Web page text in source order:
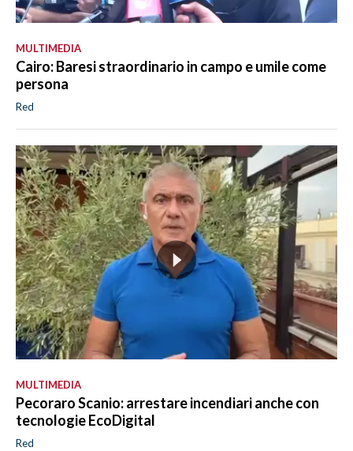
MULTIMEDIA
Cairo: Baresi straordinario in campo e umile come
persona
Red
MULTIMEDIA
Pecoraro Scanio: arrestare incendiari anche con
tecnologie EcoDigital
Red